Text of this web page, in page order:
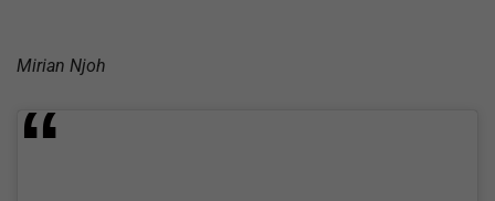
Mirian Njoh